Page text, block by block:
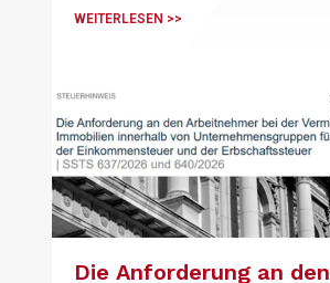
verabschiedet
WEITERLESEN >>
Die Anforderung an den